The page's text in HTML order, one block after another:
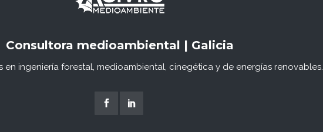
Consultora medioambiental | Galicia
en ingeniería forestal, medioambiental, cinegética y de energías renovables.